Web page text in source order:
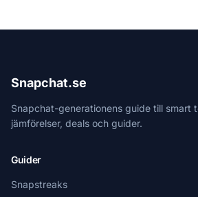
Snapchat.se
Snapchat-generationens guide till smart
jämförelser, deals och guider.
Guider
Snapstreaks